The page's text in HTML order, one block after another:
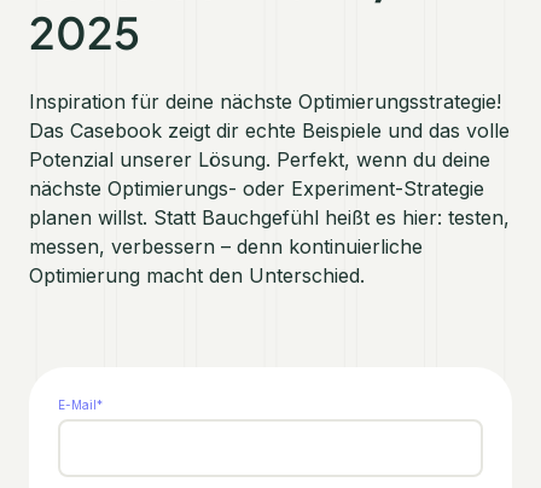
2025
Inspiration für deine nächste Optimierungsstrategie!
Das Casebook zeigt dir echte Beispiele und das volle
Potenzial unserer Lösung. Perfekt, wenn du deine
nächste Optimierungs- oder Experiment-Strategie
planen willst. Statt Bauchgefühl heißt es hier: testen,
messen, verbessern – denn kontinuierliche
Optimierung macht den Unterschied.
E-Mail*